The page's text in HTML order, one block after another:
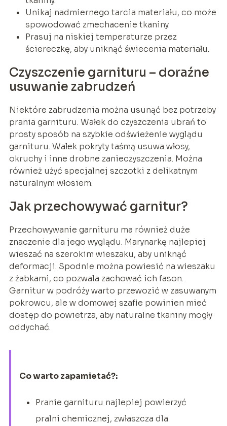
Unikaj nadmiernego tarcia materiału, co może
spowodować zmechacenie tkaniny.
Prasuj na niskiej temperaturze przez
ściereczkę, aby uniknąć świecenia materiału.
Czyszczenie garnituru – doraźne
usuwanie zabrudzeń
Niektóre zabrudzenia można usunąć bez potrzeby
prania garnituru. Wałek do czyszczenia ubrań to
prosty sposób na szybkie odświeżenie wyglądu
garnituru. Wałek pokryty taśmą usuwa włosy,
okruchy i inne drobne zanieczyszczenia. Można
również użyć specjalnej szczotki z delikatnym
naturalnym włosiem.
Jak przechowywać garnitur?
Przechowywanie garnituru ma również duże
znaczenie dla jego wyglądu. Marynarkę najlepiej
wieszać na szerokim wieszaku, aby uniknąć
deformacji. Spodnie można powiesić na wieszaku
z żabkami, co pozwala zachować ich fason.
Garnitur w podróży warto przewozić w zasuwanym
pokrowcu, ale w domowej szafie powinien mieć
dostęp do powietrza, aby naturalne tkaniny mogły
oddychać.
Co warto zapamietać?:
Pranie garnituru najlepiej powierzyć
pralni chemicznej, zwłaszcza dla